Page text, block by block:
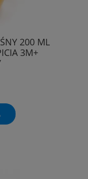
200 ML
3M+